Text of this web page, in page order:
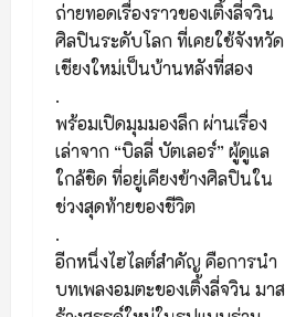
ถ่ายทอดเรื่องราวของเติ้งลี่จวิน
ศิลปินระดับโลก ที่เคยใช้จังหวัด
เชียงใหม่เป็นบ้านหลังที่สอง
.
พร้อมเปิดมุมมองลึก ผ่านเรื่อง
เล่าจาก “บิลลี่ บัตเลอร์” ผู้ดูแล
ใกล้ชิด ที่อยู่เคียงข้างศิลปินใน
ช่วงสุดท้ายของชีวิต
.
อีกหนึ่งไฮไลต์สำคัญ คือการนำ
บทเพลงอมตะของเติ้งลี่จวิน มาส